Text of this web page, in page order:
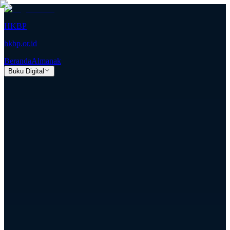
HKBP
hkbp.or.id
BerandaAlmanak
Buku Digital